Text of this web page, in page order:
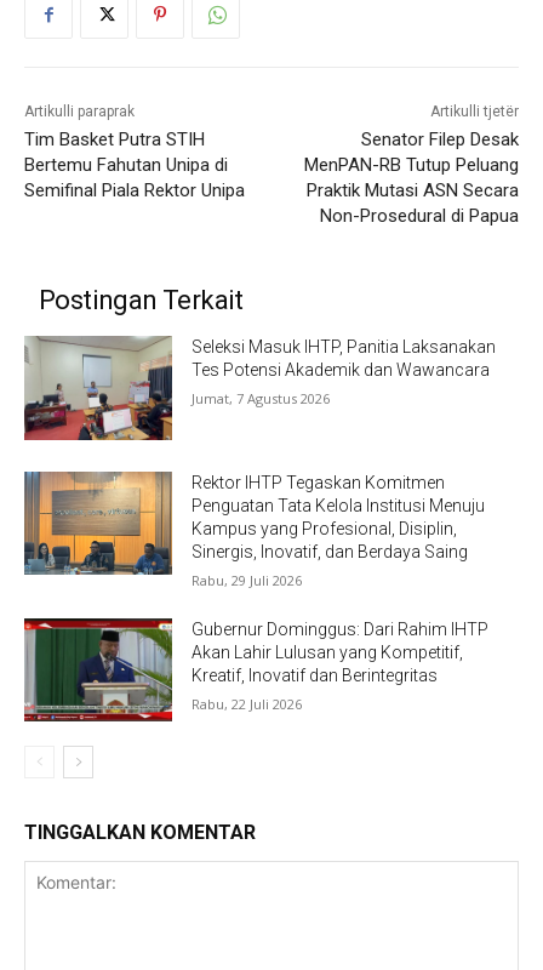
Artikulli paraprak
Tim Basket Putra STIH
Bertemu Fahutan Unipa di
Semifinal Piala Rektor Unipa
Artikulli tjetër
Senator Filep Desak
MenPAN-RB Tutup Peluang
Praktik Mutasi ASN Secara
Non-Prosedural di Papua
Postingan Terkait
Seleksi Masuk IHTP, Panitia Laksanakan
Tes Potensi Akademik dan Wawancara
Jumat, 7 Agustus 2026
Rektor IHTP Tegaskan Komitmen
Penguatan Tata Kelola Institusi Menuju
Kampus yang Profesional, Disiplin,
Sinergis, Inovatif, dan Berdaya Saing
Rabu, 29 Juli 2026
Gubernur Dominggus: Dari Rahim IHTP
Akan Lahir Lulusan yang Kompetitif,
Kreatif, Inovatif dan Berintegritas
Rabu, 22 Juli 2026
TINGGALKAN KOMENTAR